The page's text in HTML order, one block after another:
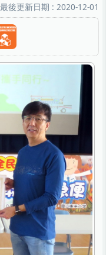
最後更新日期 : 2020-12-01